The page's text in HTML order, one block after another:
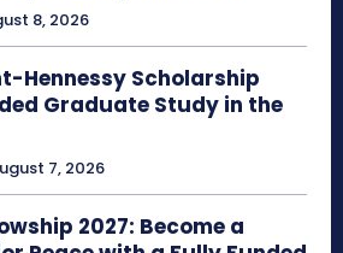
8, 2026
Hennessy Scholarship
Graduate Study in the
7, 2026
2027: Become a